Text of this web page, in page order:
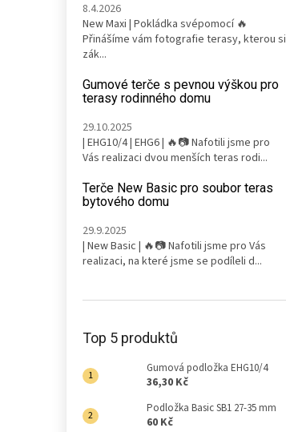
8.4.2026
New Maxi | Pokládka svépomocí 🔥
Přinášíme vám fotografie terasy, kterou si
zák...
Gumové terče s pevnou výškou pro
terasy rodinného domu
29.10.2025
| EHG10/4 | EHG6 | 🔥📷 Nafotili jsme pro
Vás realizaci dvou menších teras rodi...
Terče New Basic pro soubor teras
bytového domu
29.9.2025
| New Basic | 🔥📷 Nafotili jsme pro Vás
realizaci, na které jsme se podíleli d...
Top 5 produktů
Gumová podložka EHG10/4
36,30 Kč
Podložka Basic SB1 27-35 mm
60 Kč